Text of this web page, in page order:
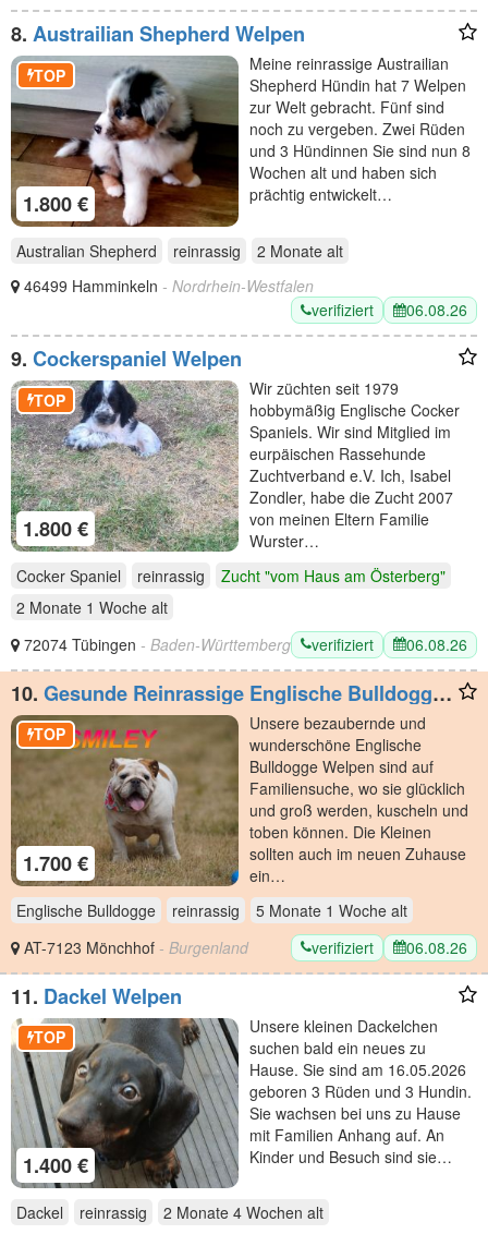
8. Austrailian Shepherd Welpen
1.800 €
TOP
Meine reinrassige Austrailian
Shepherd Hündin hat 7 Welpen
zur Welt gebracht. Fünf sind
noch zu vergeben. Zwei Rüden
und 3 Hündinnen Sie sind nun 8
Wochen alt und haben sich
prächtig entwickelt…
Australian Shepherd reinrassig 2 Monate alt
46499 Hamminkeln - Nordrhein-Westfalen
verifiziert
06.08.26
9. Cockerspaniel Welpen
1.800 €
TOP
Wir züchten seit 1979
hobbymäßig Englische Cocker
Spaniels. Wir sind Mitglied im
eurpäischen Rassehunde
Zuchtverband e.V. Ich, Isabel
Zondler, habe die Zucht 2007
von meinen Eltern Familie
Wurster…
Cocker Spaniel
reinrassig
Zucht "vom Haus am Österberg"
2 Monate 1 Woche alt
72074 Tübingen - Baden-Württemberg verifiziert 06.08.26
10. Gesunde Reinrassige Englische Bulldogge
Welpen
1.700 €
TOP
Unsere bezaubernde und
wunderschöne Englische
Bulldogge Welpen sind auf
Familiensuche, wo sie glücklich
und groß werden, kuscheln und
toben können. Die Kleinen
sollten auch im neuen Zuhause
ein…
Englische Bulldogge
reinrassig 5 Monate 1 Woche alt
AT-7123 Mönchhof - Burgenland verifiziert 06.08.26
11. Dackel Welpen
1.400 €
TOP
Unsere kleinen Dackelchen
suchen bald ein neues zu
Hause. Sie sind am 16.05.2026
geboren 3 Rüden und 3 Hundin.
Sie wachsen bei uns zu Hause
mit Familien Anhang auf. An
Kinder und Besuch sind sie…
Dackel reinrassig 2 Monate 4 Wochen alt